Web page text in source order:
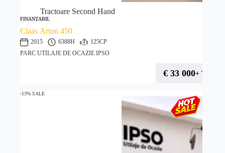
Tractoare Second Hand
FINANȚABIL
Claas Arion 450
2015 6388H
125CP
PARC UTILAJE DE OCAZIE IPSO
€ 33 000+ TVA
-13% SALE